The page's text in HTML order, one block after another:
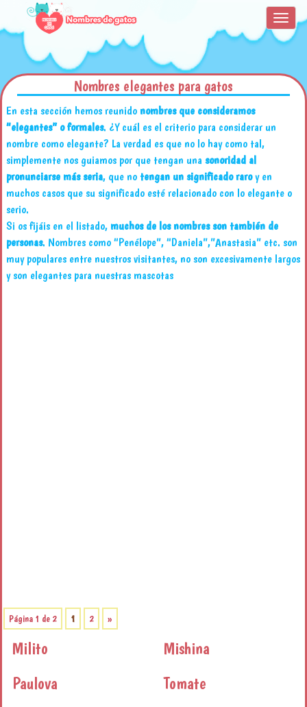
Toggle
Nombres elegantes para gatos
En esta sección hemos reunido nombres que consideramos
“elegantes” o formales. ¿Y cuál es el criterio para considerar un
nombre como elegante? La verdad es que no lo hay como tal,
simplemente nos guiamos por que tengan una sonoridad al
pronunciarse más seria, que no tengan un significado raroy en
muchos casos que su significado esté relacionado con lo elegante o
serio.
Si os fijáis en el listado, muchos de los nombres son también de
personas. Nombres como “Penélope”, “Daniela”,”Anastasia” etc. son
muy populares entre nuestros visitantes, no son excesivamente largos
y son elegantes para nuestras mascotas
Página 1 de 2 1 2 »
Milito
Mishina
Paulova
Tomate